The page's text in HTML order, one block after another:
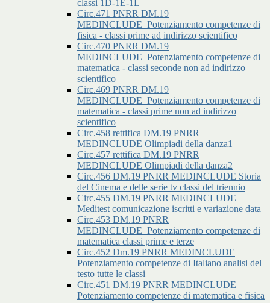
classi 1D-1E-1L
Circ.471 PNRR DM.19
MEDINCLUDE_Potenziamento competenze di
fisica - classi prime ad indirizzo scientifico
Circ.470 PNRR DM.19
MEDINCLUDE_Potenziamento competenze di
matematica - classi seconde non ad indirizzo
scientifico
Circ.469 PNRR DM.19
MEDINCLUDE_Potenziamento competenze di
matematica - classi prime non ad indirizzo
scientifico
Circ.458 rettifica DM.19 PNRR
MEDINCLUDE Olimpiadi della danza1
Circ.457 rettifica DM.19 PNRR
MEDINCLUDE Olimpiadi della danza2
Circ.456 DM.19 PNRR MEDINCLUDE Storia
del Cinema e delle serie tv classi del triennio
Circ.455 DM.19 PNRR MEDINCLUDE
Meditest comunicazione iscritti e variazione data
Circ.453 DM.19 PNRR
MEDINCLUDE_Potenziamento competenze di
matematica classi prime e terze
Circ.452 Dm.19 PNRR MEDINCLUDE
Potenziamento competenze di Italiano analisi del
testo tutte le classi
Circ.451 DM.19 PNRR MEDINCLUDE
Potenziamento competenze di matematica e fisica